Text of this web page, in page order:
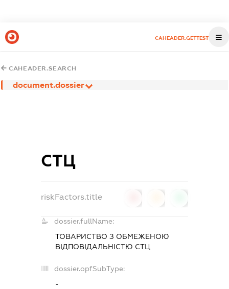
CAHEADER.GETTEST
CAHEADER.SEARCH
document.dossier
СТЦ
riskFactors.title
dossier.fullName:
ТОВАРИСТВО З ОБМЕЖЕНОЮ
ВІДПОВІДАЛЬНІСТЮ СТЦ
dossier.opfSubType:
-